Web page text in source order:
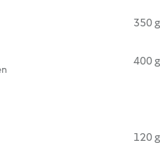
350 g
400 g
120 g